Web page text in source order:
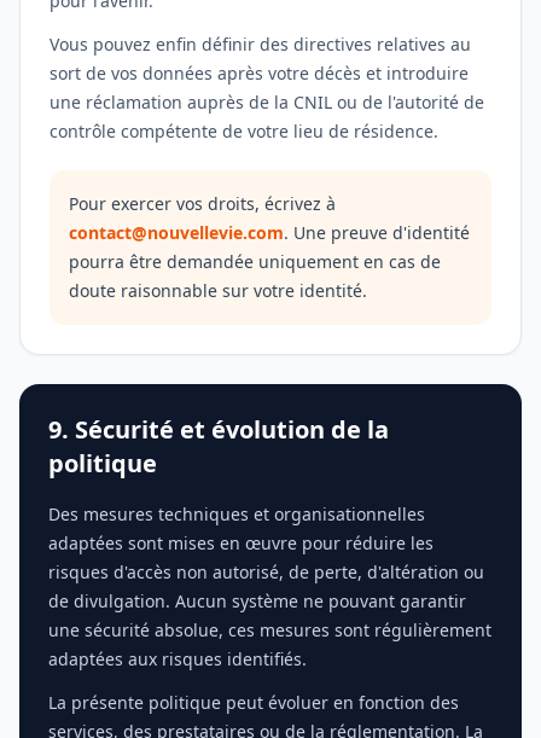
Vous pouvez enfin définir des directives relatives au
sort de vos données après votre décès et introduire
une réclamation auprès de la CNIL ou de l'autorité de
contrôle compétente de votre lieu de résidence.
Pour exercer vos droits, écrivez à
contact@nouvellevie.com. Une preuve d'identité
pourra être demandée uniquement en cas de
doute raisonnable sur votre identité.
9. Sécurité et évolution de la
politique
Des mesures techniques et organisationnelles
adaptées sont mises en œuvre pour réduire les
risques d'accès non autorisé, de perte, d'altération ou
de divulgation. Aucun système ne pouvant garantir
une sécurité absolue, ces mesures sont régulièrement
adaptées aux risques identifiés.
La présente politique peut évoluer en fonction des
services, des prestataires ou de la réglementation. La